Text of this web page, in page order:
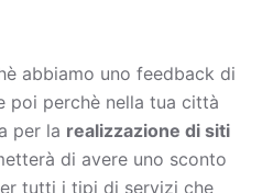
abbiamo uno feedback di
poi perchè nella tua città
per la realizzazione di siti
di avere uno sconto
tutti i tipi di servizi che